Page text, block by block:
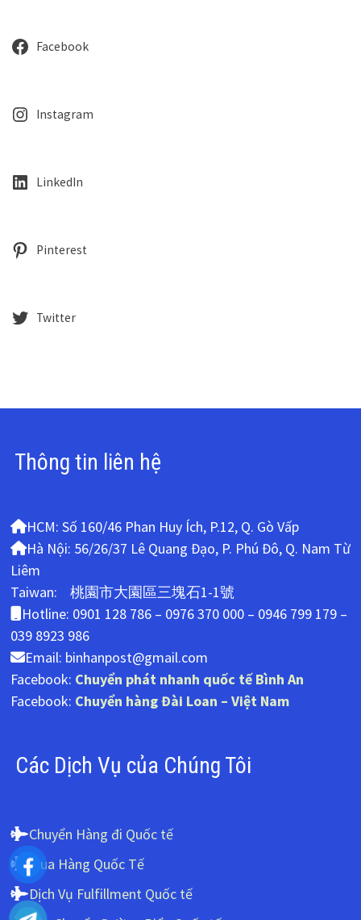
Facebook
Instagram
LinkedIn
Pinterest
Twitter
Thông tin liên hệ
HCM: Số 160/46 Phan Huy Ích, P.12, Q. Gò Vấp
Hà Nội: 56/26/37 Lê Quang Đạo, P. Phú Đô, Q. Nam Từ
Liêm
Taiwan: 桃園市大園區三塊石1-1號
Hotline: 0901 128 786 – 0976 370 000 – 0946 799 179 –
039 8923 986
Email: binhanpost@gmail.com
Facebook: Chuyển phát nhanh quốc tế Bình An
Facebook: Chuyển hàng Đài Loan – Việt Nam
Các Dịch Vụ của Chúng Tôi
Chuyển Hàng đi Quốc tế
Mua Hàng Quốc Tế
Dịch Vụ Fulfillment Quốc tế